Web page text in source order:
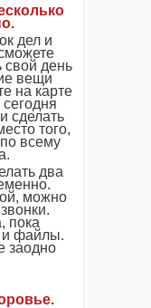
дел и
свой день
вещи
на карте
сделать
того,
всему
два
можно
пока
и файлы.
заодно